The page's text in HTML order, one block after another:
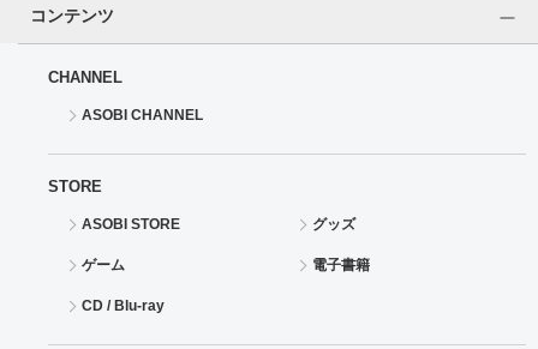
コンテンツ
CHANNEL
ASOBI CHANNEL
STORE
ASOBI STORE グッズ
ゲーム 電子書籍
CD / Blu-ray